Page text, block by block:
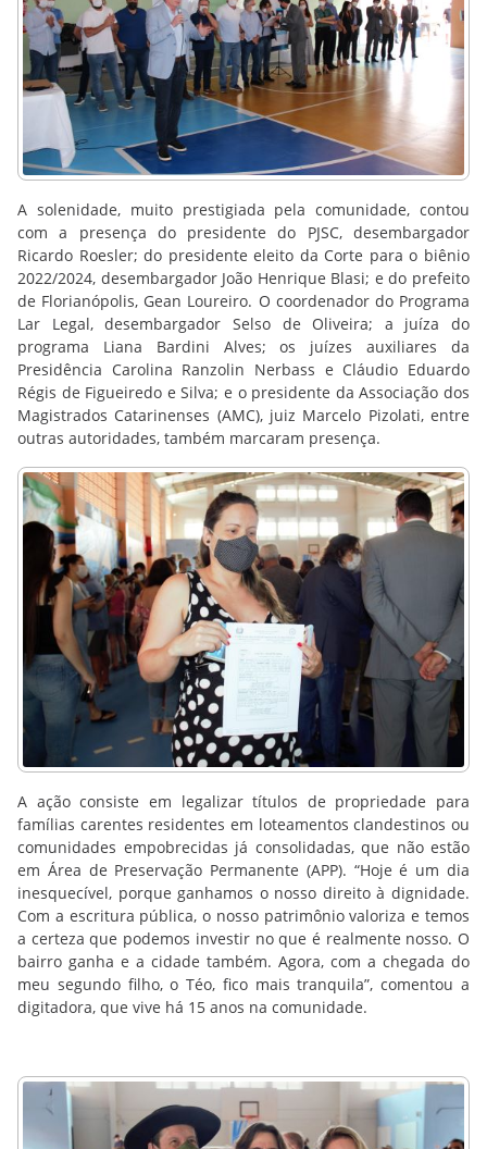
A solenidade, muito prestigiada pela comunidade, contou
com a presença do presidente do PJSC, desembargador
Ricardo Roesler; do presidente eleito da Corte para o biênio
2022/2024, desembargador João Henrique Blasi; e do prefeito
de Florianópolis, Gean Loureiro. O coordenador do Programa
Lar Legal, desembargador Selso de Oliveira; a juíza do
programa Liana Bardini Alves; os juízes auxiliares da
Presidência Carolina Ranzolin Nerbass e Cláudio Eduardo
Régis de Figueiredo e Silva; e o presidente da Associação dos
Magistrados Catarinenses (AMC), juiz Marcelo Pizolati, entre
outras autoridades, também marcaram presença.
A ação consiste em legalizar títulos de propriedade para
famílias carentes residentes em loteamentos clandestinos ou
comunidades empobrecidas já consolidadas, que não estão
em Área de Preservação Permanente (APP). “Hoje é um dia
inesquecível, porque ganhamos o nosso direito à dignidade.
Com a escritura pública, o nosso patrimônio valoriza e temos
a certeza que podemos investir no que é realmente nosso. O
bairro ganha e a cidade também. Agora, com a chegada do
meu segundo filho, o Téo, fico mais tranquila”, comentou a
digitadora, que vive há 15 anos na comunidade.